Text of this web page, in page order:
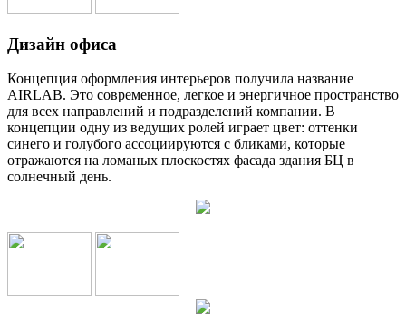
Дизайн офиса
Концепция оформления интерьеров получила название
AIRLAB. Это современное, легкое и энергичное пространство
для всех направлений и подразделений компании. В
концепции одну из ведущих ролей играет цвет: оттенки
синего и голубого ассоциируются с бликами, которые
отражаются на ломаных плоскостях фасада здания БЦ в
солнечный день.